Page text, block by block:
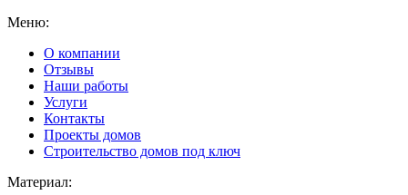
Меню:
О компании
Отзывы
Наши работы
Услуги
Контакты
Проекты домов
Строительство домов под ключ
Материал: